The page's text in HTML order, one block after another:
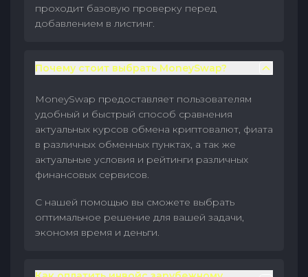
проходит базовую проверку перед
добавлением в листинг.
Почему стоит выбрать MoneySwap?
MoneySwap предоставляет пользователям
удобный и быстрый способ сравнения
актуальных курсов обмена криптовалют, фиата
в различных обменных пунктах, а так же
актуальные условия и рейтинги различных
финансовых сервисов.
С нашей помощью вы сможете выбрать
оптимальное решение для вашей задачи,
экономя время и деньги.